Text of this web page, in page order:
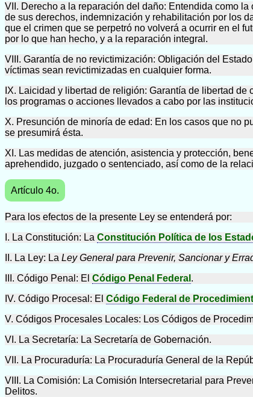
VII. Derecho a la reparación del daño: Entendida como
de sus derechos, indemnización y rehabilitación por los
que el crimen que se perpetró no volverá a ocurrir en el
por lo que han hecho, y a la reparación integral.
VIII. Garantía de no revictimización: Obligación del
víctimas sean revictimizadas en cualquier forma.
IX. Laicidad y libertad de religión: Garantía de libertad
los programas o acciones llevados a cabo por las
X. Presunción de minoría de edad: En los casos que no
se presumirá ésta.
XI. Las medidas de atención, asistencia y protección,
aprehendido, juzgado o sentenciado, así como de la
Artículo 4o.
Para los efectos de la presente Ley se entenderá por:
I. La Constitución: La Constitución Política de los
II. La Ley: La Ley General para Prevenir, Sancionar y
III. Código Penal: El Código Penal Federal .
IV. Código Procesal: El Código Federal de
V. Códigos Procesales Locales: Los Códigos de
VI. La Secretaría: La Secretaría de Gobernación.
VII. La Procuraduría: La Procuraduría General de la
VIII. La Comisión: La Comisión Intersecretarial para
Delitos.